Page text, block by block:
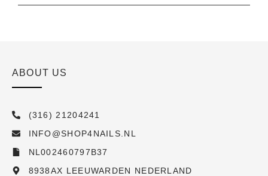
ABOUT US
(316) 21204241
INFO@SHOP4NAILS.NL
NL002460797B37
8938AX LEEUWARDEN NEDERLAND